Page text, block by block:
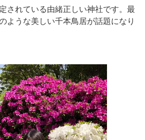
されている由緒正しい神社です。最
ような美しい千本鳥居が話題になり